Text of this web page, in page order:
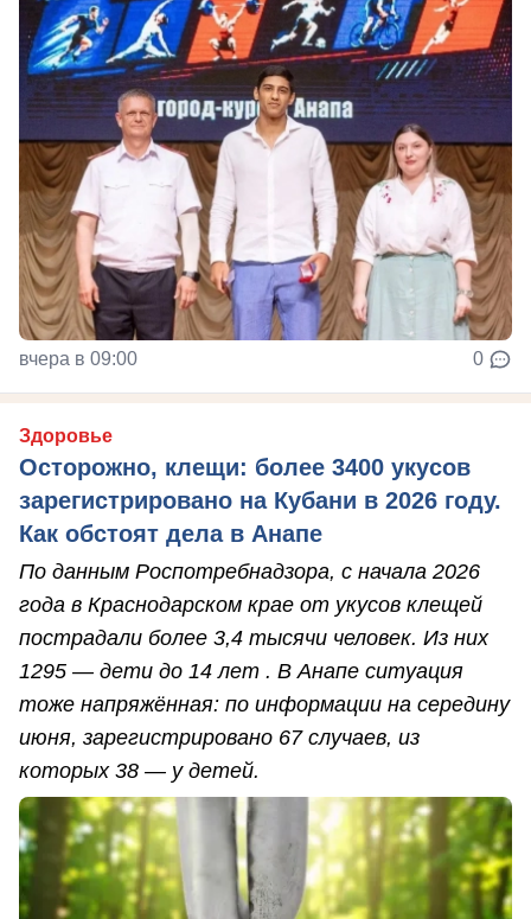
вчера в 09:00 0
Здоровье
Осторожно, клещи: более 3400 укусов
зарегистрировано на Кубани в 2026 году.
Как обстоят дела в Анапе
По данным Роспотребнадзора, с начала 2026
года в Краснодарском крае от укусов клещей
пострадали более 3,4 тысячи человек. Из них
1295 — дети до 14 лет . В Анапе ситуация
тоже напряжённая: по информации на середину
июня, зарегистрировано 67 случаев, из
которых 38 — у детей.